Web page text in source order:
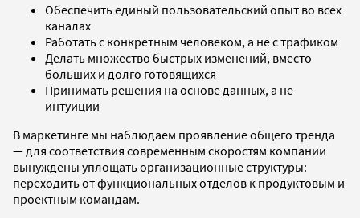
Обеспечить единый пользовательский опыт во всех
каналах
Работать с конкретным человеком, а не с трафиком
Делать множество быстрых изменений, вместо
больших и долго готовящихся
Принимать решения на основе данных, а не
интуиции
В маркетинге мы наблюдаем проявление общего тренда
— для соответствия современным скоростям компании
вынуждены уплощать организационные структуры:
переходить от функциональных отделов к продуктовым и
проектным командам.